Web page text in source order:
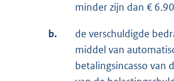
minder zijn dan €
b.
de verschuldigde
middel van
betalingsincasso van